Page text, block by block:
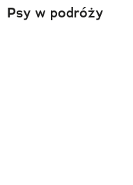
Psy w podróży